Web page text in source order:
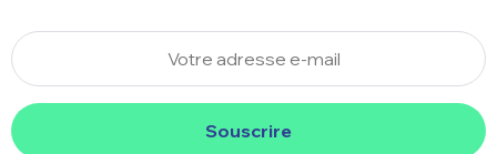
Souscrire